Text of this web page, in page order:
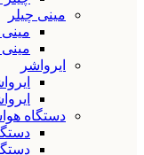
مینی چیلر
ایرواشر
دستگاه